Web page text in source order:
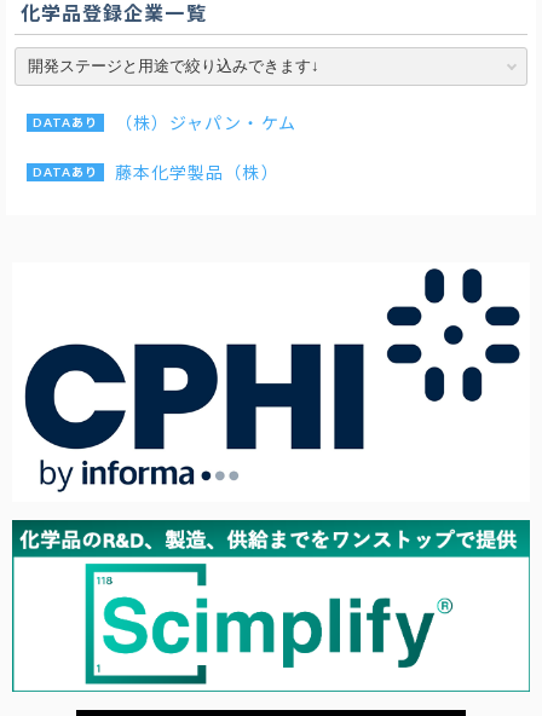
化学品登録企業一覧
（株）ジャパン・ケム
藤本化学製品（株）